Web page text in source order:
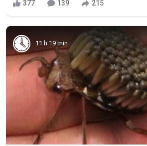
377 139 215
11 h 19 min